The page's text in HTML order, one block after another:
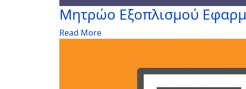
Μητρώο Εξοπλισμού
Read More